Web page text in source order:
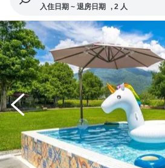
入住日期 ~ 退房日期 , 2 人